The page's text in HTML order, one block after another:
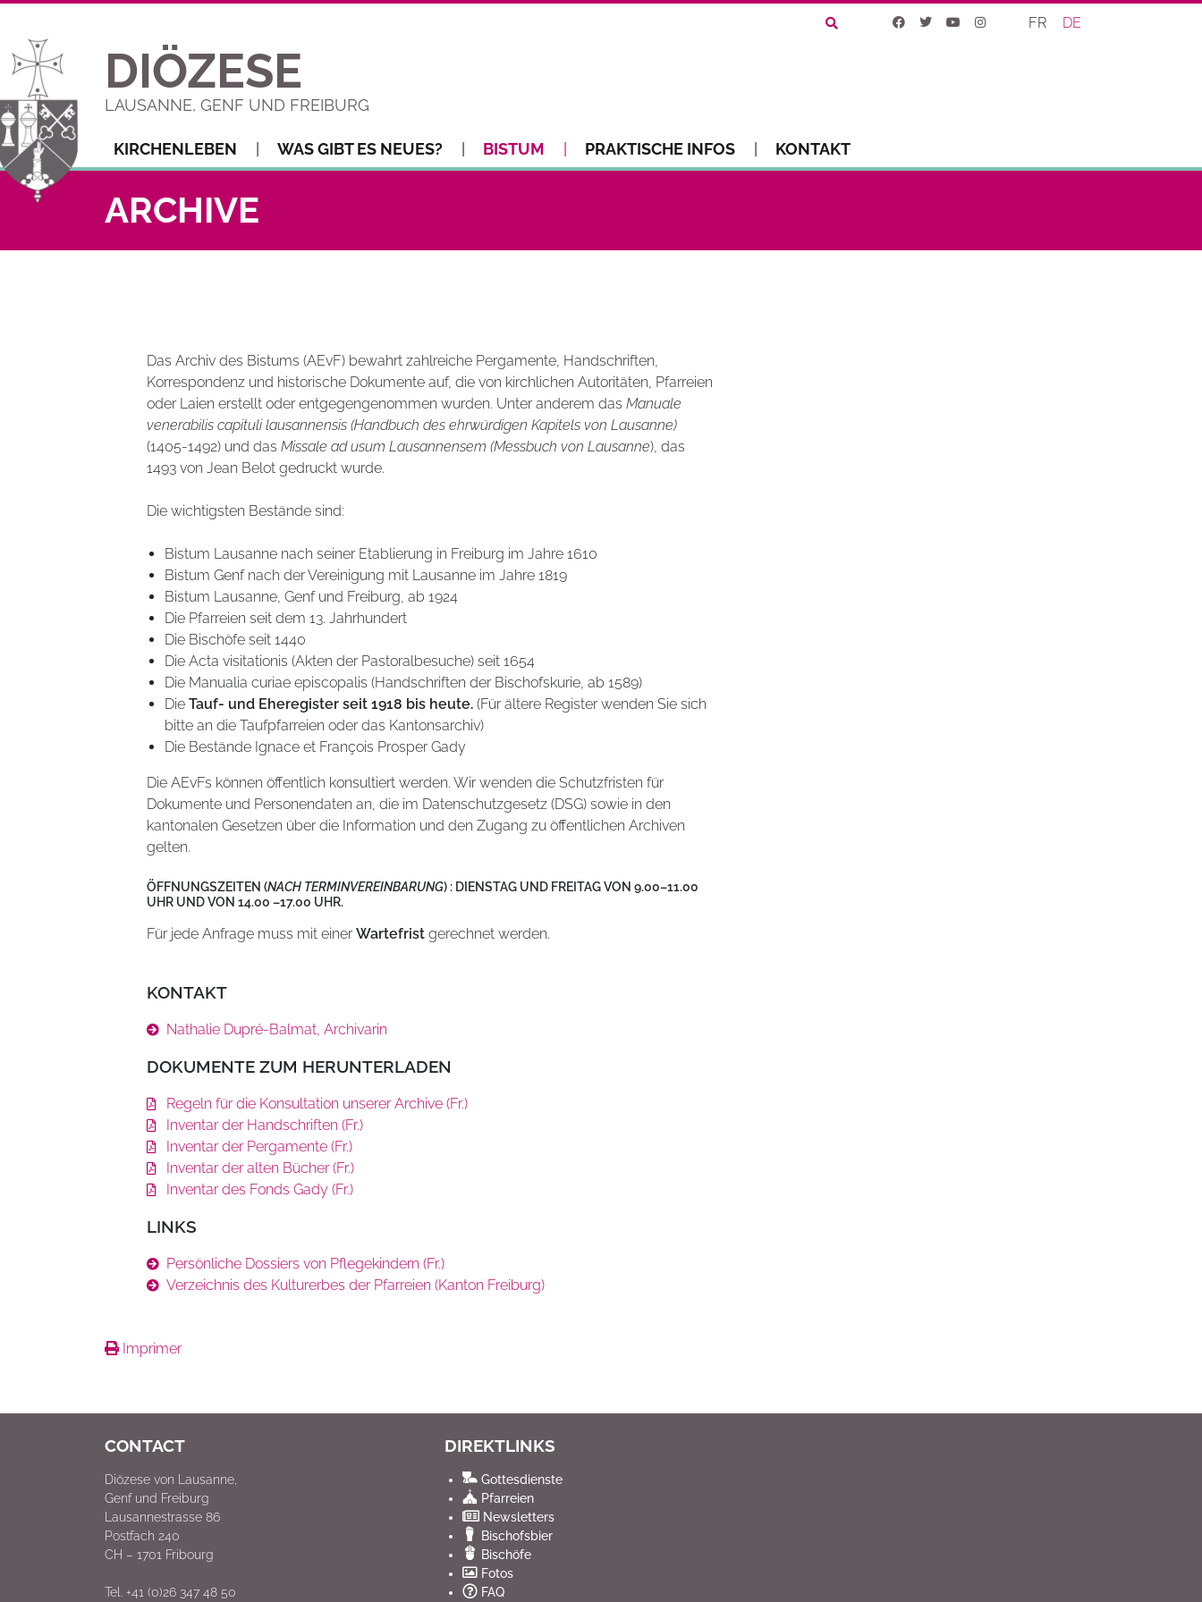
FR DE
DIÖZESE
LAUSANNE, GENF UND FREIBURG
KIRCHENLEBEN WAS GIBT ES NEUES? BISTUM PRAKTISCHE INFOS KONTAKT
ARCHIVE
Das Archiv des Bistums (AEvF) bewahrt zahlreiche Pergamente, Handschriften,
Korrespondenz und historische Dokumente auf, die von kirchlichen Autoritäten, Pfarreien
oder Laien erstellt oder entgegengenommen wurden. Unter anderem das Manuale
venerabilis capituli lausannensis (Handbuch des ehrwürdigen Kapitels von Lausanne)
(1405-1492) und das Missale ad usum Lausannensem (Messbuch von Lausanne), das
1493 von Jean Belot gedruckt wurde.
Die wichtigsten Bestände sind:
Bistum Lausanne nach seiner Etablierung in Freiburg im Jahre 1610
Bistum Genf nach der Vereinigung mit Lausanne im Jahre 1819
Bistum Lausanne, Genf und Freiburg, ab 1924
Die Pfarreien seit dem 13. Jahrhundert
Die Bischöfe seit 1440
Die Acta visitationis (Akten der Pastoralbesuche) seit 1654
Die Manualia curiae episcopalis (Handschriften der Bischofskurie, ab 1589)
Die Tauf- und Eheregister seit 1918 bis heute.(Für ältere Register wenden Sie sich
bitte an die Taufpfarreien oder das Kantonsarchiv)
Die Bestände Ignace et François Prosper Gady
Die AEvFs können öffentlich konsultiert werden. Wir wenden die Schutzfristen für
Dokumente und Personendaten an, die im Datenschutzgesetz (DSG) sowie in den
kantonalen Gesetzen über die Information und den Zugang zu öffentlichen Archiven
gelten.
ÖFFNUNGSZEITEN (NACH TERMINVEREINBARUNG) : DIENSTAG UND FREITAG VON 9.00–11.00
UHR UND VON 14.00 –17.00 UHR.
Für jede Anfrage muss mit einerWartefristgerechnet werden.
KONTAKT
Nathalie Dupré-Balmat, Archivarin
DOKUMENTE ZUM HERUNTERLADEN
Regeln für die Konsultation unserer Archive (Fr.)
Inventar der Handschriften (Fr.)
Inventar der Pergamente (Fr.)
Inventar der alten Bücher (Fr.)
Inventar des Fonds Gady (Fr.)
LINKS
Persönliche Dossiers von Pflegekindern (Fr.)
Verzeichnis des Kulturerbes der Pfarreien (Kanton Freiburg)
Imprimer
CONTACT
Diözese von Lausanne,
Genf und Freiburg
Lausannestrasse 86
Postfach 240
CH – 1701 Fribourg
Tel. +41 (0)26 347 48 50
DIREKTLINKS
Gottesdienste
Pfarreien
Newsletters
Bischofsbier
Bischöfe
Fotos
FAQ